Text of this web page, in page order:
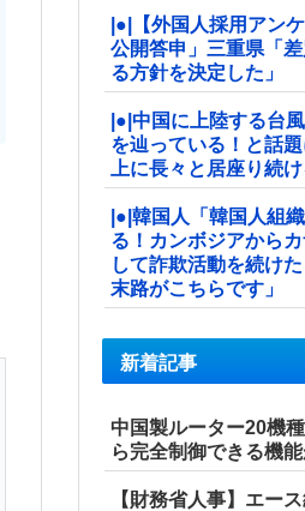
|●|【外国人採用アン
公開答申」三重県「
る方針を決定した」
|●|中国に上陸する台
を辿っている！と話
上に長々と居座り続
|●|韓国人「韓国人組
る！カンボジアから
して詐欺活動を続け
末路がこちらです」
新着記事
中国製ルーター20機
ら完全制御できる機
【財務省人事】エー